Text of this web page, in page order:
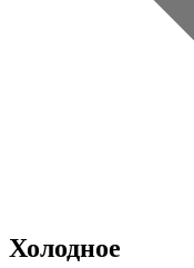
Холодное